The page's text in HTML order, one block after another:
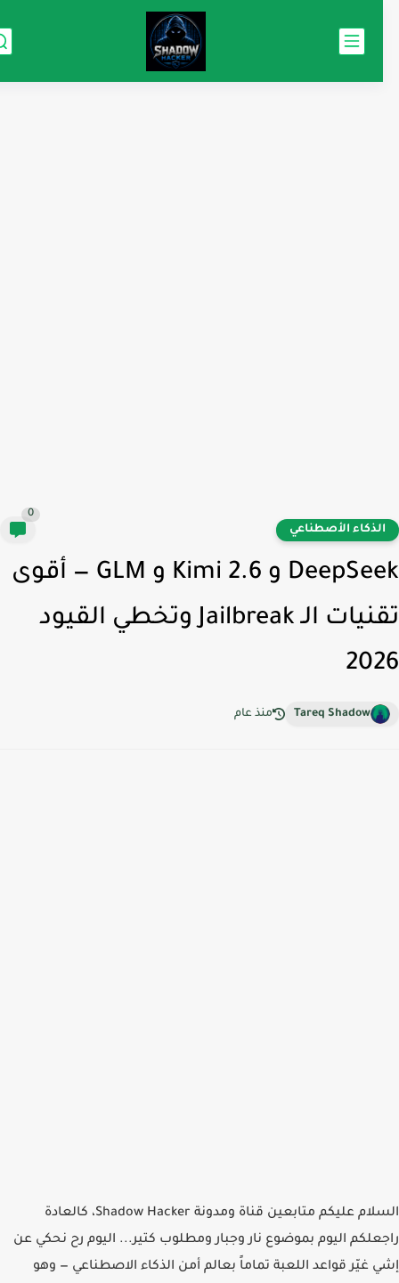
الأصطناعي
DeepSeek و Kimi 2.6 و GLM — أقوى
تقنيات الـ Jailbreak وتخطي القيود
Tareq Shadow منذ عام
السلام عليكم متابعين قناة ومدونة Shadow Hacker، كالعادة
اليوم بموضوع نار وجبار ومطلوب كتير... اليوم رح نحكي عن
غيّر قواعد اللعبة تماماً بعالم أمن الذكاء الاصطناعي — وهو